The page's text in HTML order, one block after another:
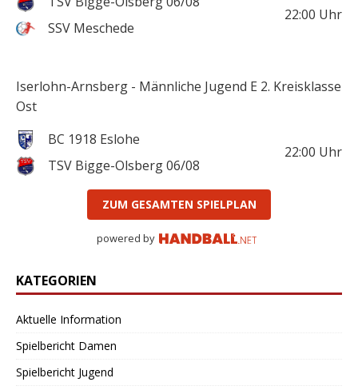
SSV Meschede
22:00 Uhr
Iserlohn-Arnsberg - Männliche Jugend E 2. Kreisklasse
Ost
BC 1918 Eslohe
TSV Bigge-Olsberg 06/08
22:00 Uhr
ZUM GESAMTEN SPIELPLAN
powered by
KATEGORIEN
Aktuelle Information
Spielbericht Damen
Spielbericht Jugend